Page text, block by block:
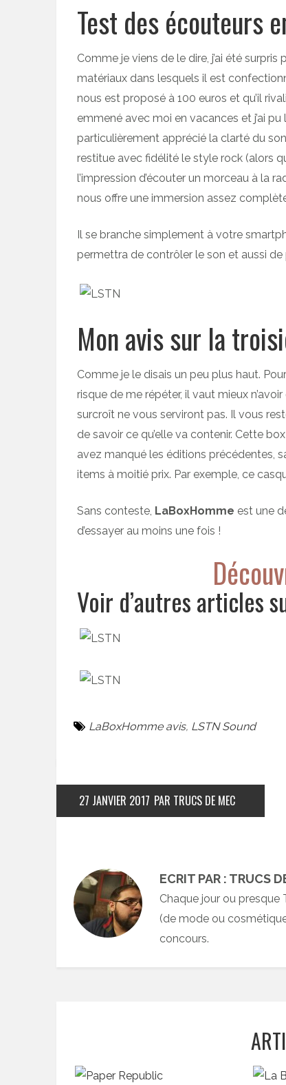
Test des écouteurs
Comme je viens de le dire, j’ai été
matériaux dans lesquels il est
nous est proposé à 100 euros et qu’il
emmené avec moi en vacances et j’ai
particulièrement apprécié la clarté du
restitue avec fidélité le style rock (alors
l’impression d’écouter un morceau à la
nous offre une immersion assez
Il se branche simplement à votre
permettra de contrôler le son et aussi de
Mon avis sur la
Comme je le disais un peu plus haut.
risque de me répéter, il vaut mieux
surcroît ne vous serviront pas. Il vous
de savoir ce qu’elle va contenir. Cette
avez manqué les éditions précédentes,
items à moitié prix. Par exemple, ce
Sans conteste, LaBoxHomme est une
d’essayer au moins une fois !
Voir d’autres articles
LaBoxHomme avis, LSTN Sound
27 JANVIER 2017 PAR TRUCS DE MEC
ECRIT PAR : TRUCS
Chaque jour ou
(de mode ou
concours.